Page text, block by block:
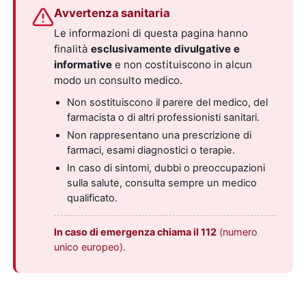
Avvertenza sanitaria
Le informazioni di questa pagina hanno
finalitàesclusivamente divulgative e
informative e non costituiscono in alcun
modo un consulto medico.
Non sostituiscono il parere del medico, del
farmacista o di altri professionisti sanitari.
Non rappresentano una prescrizione di
farmaci, esami diagnostici o terapie.
In caso di sintomi, dubbi o preoccupazioni
sulla salute, consulta sempre un medico
qualificato.
In caso di emergenza chiama il 112 (numero
unico europeo).